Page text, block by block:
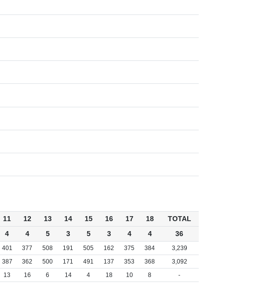
11 12 13 14 15 16 17 18
TOTAL
4 4 5 3 5 3 4 4 36
401 377 508 191 505 162 375 384
3,239
387 362 500 171 491 137 353 368
3,092
13 16 6 14 4 18 10 8 -